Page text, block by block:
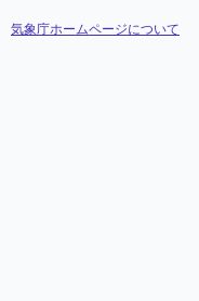
気象庁ホームページについて